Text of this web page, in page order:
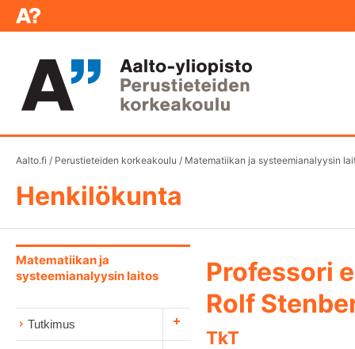
Aalto.fi / Perustieteiden korkeakoulu / Matematiikan ja systeemianalyysin
Henkilökunta
Matematiikan ja
systeemianalyysin laitos
Tutkimus
Professori
Rolf
TkT